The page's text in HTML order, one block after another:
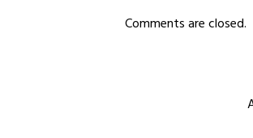
Comments are closed.